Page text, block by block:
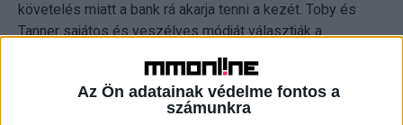
Az Ön adatainak védelme fontos a
számunkra
követelés miatt a bank rá akarja tenni a kezét. Toby és
Tanner sajátos és veszélyes módját választják a
hiányzó pénzt. Hamarosan nyomukba ered egy
könyörtelen Texas Ranger.